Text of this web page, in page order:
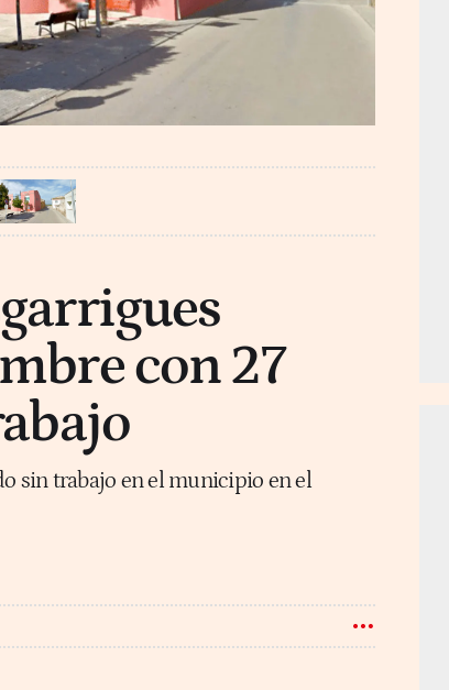
con 27
sin trabajo en el municipio en el